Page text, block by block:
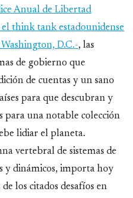
Anual de Libertad
think tank estadounidense
D.C.-, las
de gobierno que
de cuentas y un sano
para que descubran y
para una notable colección
lidiar el planeta.
vertebral de sistemas de
y dinámicos, importa hoy
los citados desafíos en